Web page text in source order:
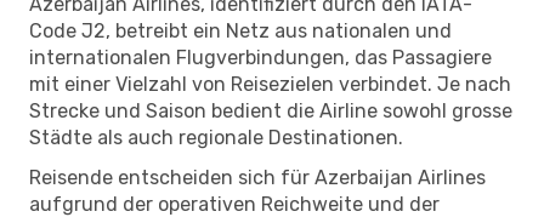
Code J2, betreibt ein Netz aus nationalen und
internationalen Flugverbindungen, das Passagiere
mit einer Vielzahl von Reisezielen verbindet. Je nach
Strecke und Saison bedient die Airline sowohl grosse
Städte als auch regionale Destinationen.
Reisende entscheiden sich für Azerbaijan Airlines
aufgrund der operativen Reichweite und der